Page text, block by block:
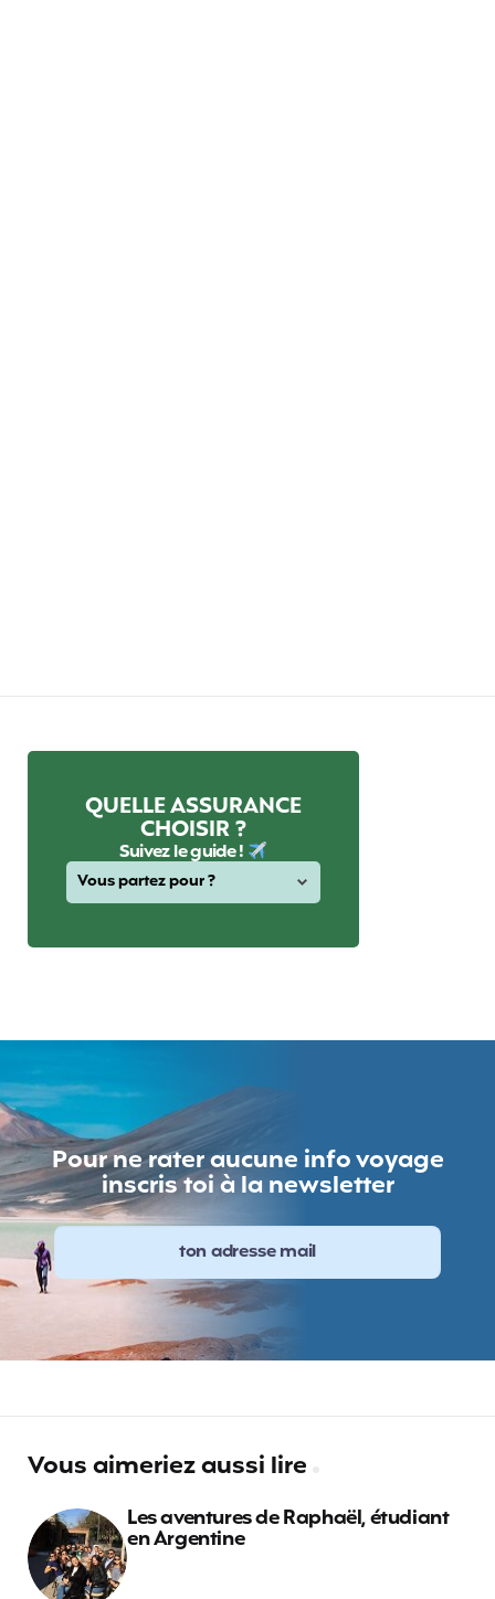
QUELLE ASSURANCE
CHOISIR ?
Suivez le guide !
Pour ne rater aucune info voyage
inscris toi à la newsletter
Vous aimeriez aussi lire
Les aventures de Raphaël, étudiant
en Argentine